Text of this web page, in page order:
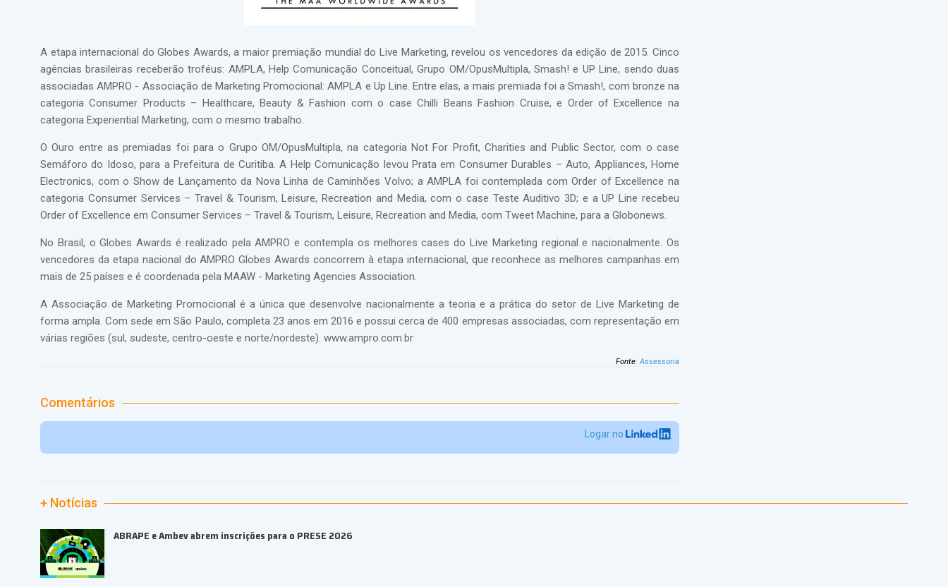
A etapa internacional do Globes Awards, a maior premiação mundial do Live Marketing, revelou os vencedores da edição de 2015. Cinco
agências brasileiras receberão troféus: AMPLA, Help Comunicação Conceitual, Grupo OM/OpusMultipla, Smash! e UP Line, sendo duas
associadas AMPRO - Associação de Marketing Promocional: AMPLA e Up Line. Entre elas, a mais premiada foi a Smash!, com bronze na
categoria Consumer Products – Healthcare, Beauty & Fashion com o case Chilli Beans Fashion Cruise, e Order of Excellence na
categoria Experiential Marketing, com o mesmo trabalho.
O Ouro entre as premiadas foi para o Grupo OM/OpusMultipla, na categoria Not For Profit, Charities and Public Sector, com o case
Semáforo do Idoso, para a Prefeitura de Curitiba. A Help Comunicação levou Prata em Consumer Durables – Auto, Appliances, Home
Electronics, com o Show de Lançamento da Nova Linha de Caminhões Volvo; a AMPLA foi contemplada com Order of Excellence na
categoria Consumer Services – Travel & Tourism, Leisure, Recreation and Media, com o case Teste Auditivo 3D; e a UP Line recebeu
Order of Excellence em Consumer Services – Travel & Tourism, Leisure, Recreation and Media, com Tweet Machine, para a Globonews.
No Brasil, o Globes Awards é realizado pela AMPRO e contempla os melhores cases do Live Marketing regional e nacionalmente. Os
vencedores da etapa nacional do AMPRO Globes Awards concorrem à etapa internacional, que reconhece as melhores campanhas em
mais de 25 países e é coordenada pela MAAW - Marketing Agencies Association.
A Associação de Marketing Promocional é a única que desenvolve nacionalmente a teoria e a prática do setor de Live Marketing de
forma ampla. Com sede em São Paulo, completa 23 anos em 2016 e possui cerca de 400 empresas associadas, com representação em
várias regiões (sul, sudeste, centro-oeste e norte/nordeste). www.ampro.com.br
Fonte:Assessoria
Comentários
Logar no
+ Notícias
ABRAPE e Ambev abrem inscrições para o PRESE 2026